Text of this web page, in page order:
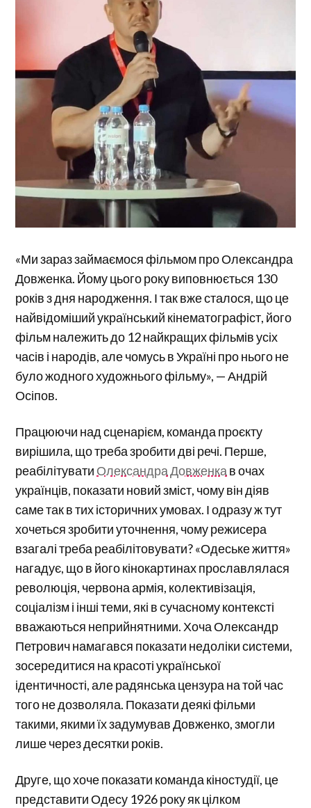
«Ми зараз займаємося фільмом про Олександра
Довженка. Йому цього року виповнюється 130
років з дня народження. І так вже сталося, що це
найвідоміший український кінематографіст, його
фільм належить до 12 найкращих фільмів усіх
часів і народів, але чомусь в Україні про нього не
було жодного художнього фільму», — Андрій
Осіпов.
Працюючи над сценарієм, команда проєкту
вирішила, що треба зробити дві речі. Перше,
реабілітувати Олександра Довженкав очах
українців, показати новий зміст, чому він діяв
саме так в тих історичних умовах. І одразу ж тут
хочеться зробити уточнення, чому режисера
взагалі треба реабілітовувати? «Одеське життя»
нагадує, що в його кінокартинах прославлялася
революція, червона армія, колективізація,
соціалізм і інші теми, які в сучасному контексті
вважаються неприйнятними. Хоча Олександр
Петрович намагався показати недоліки системи,
зосередитися на красоті української
ідентичності, але радянська цензура на той час
того не дозволяла. Показати деякі фільми
такими, якими їх задумував Довженко, змогли
лише через десятки років.
Друге, що хоче показати команда кіностудії, це
представити Одесу 1926 року як цілком